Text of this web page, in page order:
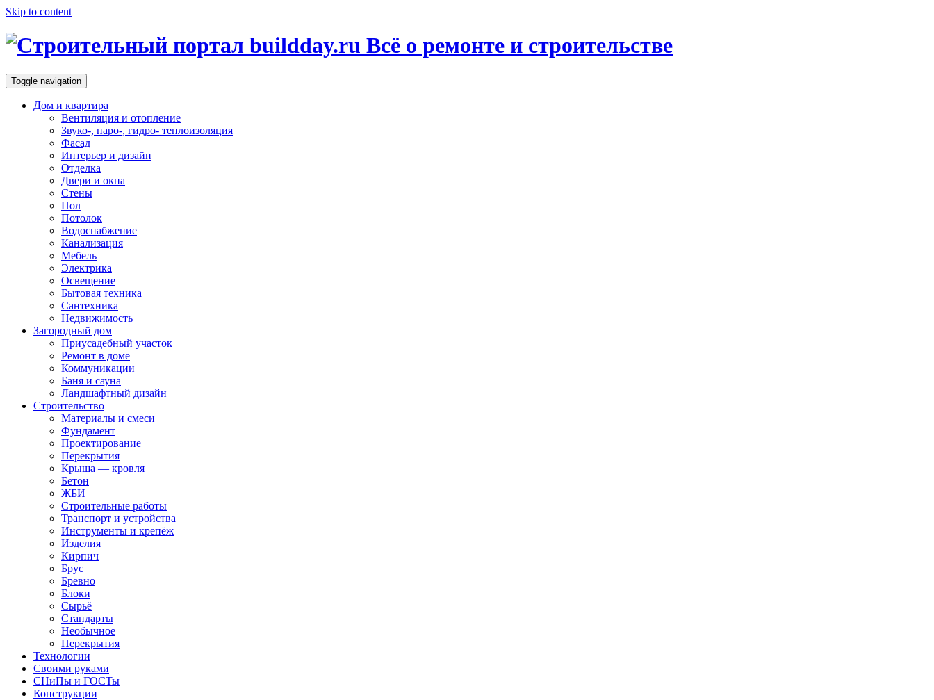
Skip to content
Toggle navigation
Дом и квартира
Вентиляция и отопление
Звуко-, паро-, гидро- теплоизоляция
Фасад
Интерьер и дизайн
Отделка
Двери и окна
Стены
Пол
Потолок
Водоснабжение
Канализация
Мебель
Электрика
Освещение
Бытовая техника
Сантехника
Недвижимость
Загородный дом
Приусадебный участок
Ремонт в доме
Коммуникации
Баня и сауна
Ландшафтный дизайн
Строительство
Материалы и смеси
Фундамент
Проектирование
Перекрытия
Крыша — кровля
Бетон
ЖБИ
Строительные работы
Транспорт и устройства
Инструменты и крепёж
Изделия
Кирпич
Брус
Бревно
Блоки
Сырьё
Стандарты
Необычное
Перекрытия
Технологии
Своими руками
СНиПы и ГОСТы
Конструкции